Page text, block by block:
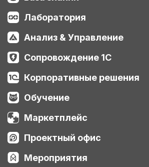
Лаборатория
Анализ & Управление
Сопровождение 1С
Корпоративные решения
Обучение
Маркетплейс
Проектный офис
Мероприятия